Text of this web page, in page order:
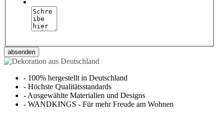
absenden
- 100% hergestellt in Deutschland
- Höchste Qualitätsstandards
- Ausgewählte Materialien und Designs
- WANDKINGS - Für mehr Freude am Wohnen